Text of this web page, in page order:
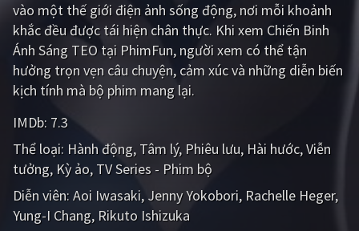
CẬP NHẬT
PHIM MỚI
PHIM BỘ
PHIM LẺ
PHIM CHIẾU RẠP
TUYỂN TẬP PHIM
BLOG
vào một thế giới điện ảnh sống động, nơi mỗi khoảnh
khắc đều được tái hiện chân thực. Khi xem Chiến Binh
Ánh Sáng TEO tại PhimFun, người xem có thể tận
hưởng trọn vẹn câu chuyện, cảm xúc và những diễn biến
kịch tính mà bộ phim mang lại.
IMDb: 7.3
Thể loại: Hành động Tâm lý Phiêu lưu Hài hước Viễn
tưởng Kỳ ảo TV Series - Phim bộ
Diễn viên: Aoi Iwasaki Jenny Yokobori Rachelle Heger
Yung-I Chang Rikuto Ishizuka